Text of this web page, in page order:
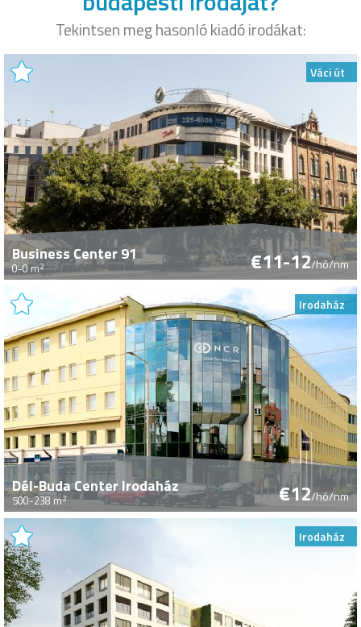
Tekintsen meg hasonló kiadó irodákat:
Váci út
Business Center 91
0-0 m2 €11-12/hó/nm
Irodaház
Dél-Buda Center Irodaház
500-238 m2 €12/hó/nm
Irodaház